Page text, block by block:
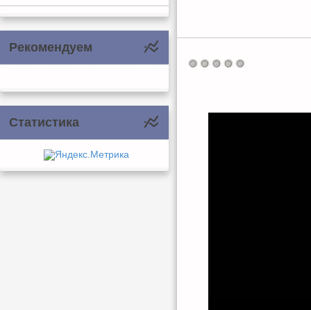
Рекомендуем
Статистика